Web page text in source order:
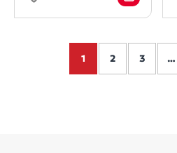
1 2 3 …